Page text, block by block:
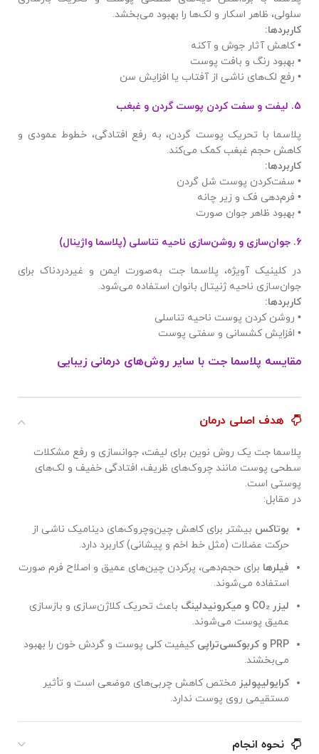
سلولی، ظاهر اسکار و لک‌ها را بهبود می‌بخشد.
کاربردها:
• کاهش آثار جوش و آکنه
• بهبود رنگ و بافت پوست
• رفع لک‌های ناشی از آفتاب یا افزایش سن
5. لیفت و سفت کردن پوست گردن و غبغب
پلاسما با تحریک پوست گردن، به رفع افتادگی، خطوط عمودی و
کاهش حجم غبغب کمک می‌کند.
کاربردها:
• سفت‌کردن پوست شل گردن
• فرم‌دهی فک و زیر چانه
• بهبود ظاهر جوان صورت
6. جوان‌سازی و روشن‌سازی ناحیه تناسلی (پلاسما واژینال)
در کلینیک آویژه، پلاسما جت به‌صورت ایمن و غیردردناک برای
جوان‌سازی ناحیه ژنیتال بانوان استفاده می‌شود.
کاربردها:
• روشن کردن پوست ناحیه تناسلی
• افزایش کشسانی و سفتی پوست
مقایسه پلاسما جت با سایر روش‌های درمانی زیبایی
هدف اصلی درمان
پلاسما جت یک روش نوین برای لیفت، جوانسازی و رفع مشکلات
سطحی پوست مانند چروک‌های ظریف، افتادگی خفیف و لک‌های
پوستی است.
در مقابل:
بوتاکس بیشتر برای کاهش چین‌وچروک‌های دینامیک ناشی از
حرکت عضلات (مثل خط اخم و پیشانی) کاربرد دارد.
فیلرها برای حجم‌دهی، پرکردن چین‌های عمیق و اصلاح فرم صورت
استفاده می‌شوند.
لیزر
و میکرونیدلینگ باعث تحریک کلاژن‌سازی و بازسازی
عمیق پوست می‌شوند.
PRP و کربوکسی‌تراپی کیفیت کلی پوست و گردش خون را بهبود
می‌بخشند.
کرایولیپولیز مختص کاهش چربی‌های موضعی است و تأثیر
مستقیمی روی پوست ندارد.
نحوه انجام